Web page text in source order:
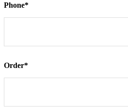
Phone*
Order*